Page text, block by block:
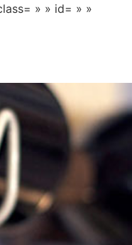
» » id= » »